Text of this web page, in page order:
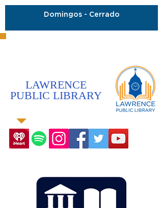
LAWRENCE
PUBLIC LIBRARY
Domingos - Cerrado